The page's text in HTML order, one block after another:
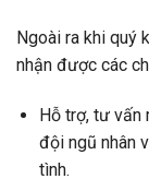
Ngoài ra khi quý
nhận được các
Hỗ trợ, tư vấn
đội ngũ nhân
tình.